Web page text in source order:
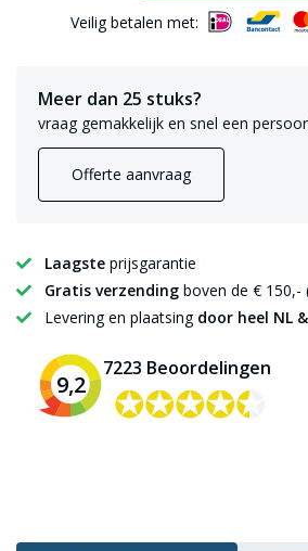
Veilig betalen met:
Meer dan 25 stuks?
vraag gemakkelijk en snel een
Offerte aanvraag
Laagste prijsgarantie
Gratis verzending boven de € 150,-
Levering en plaatsing door heel NL &
9,2
7223 Beoordelingen
✪✪✪✪✪
✪✪✪✪✪